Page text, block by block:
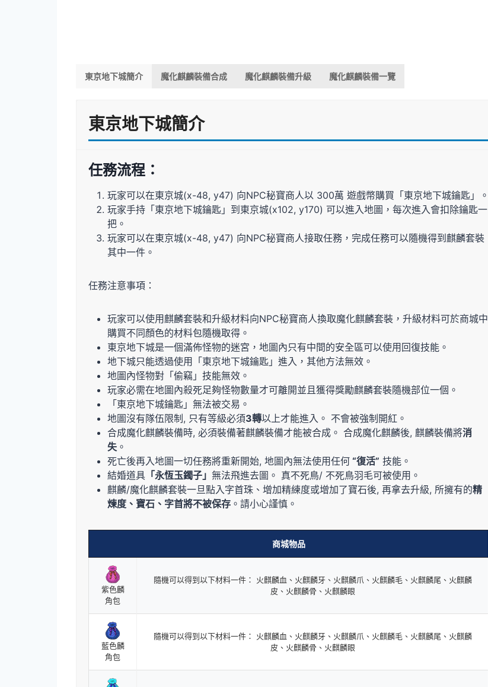
東京地下城簡介 魔化麒麟裝備合成 魔化麒麟裝備升級 魔化麒麟裝備一覽
東京地下城簡介
任務流程：
玩家可以在東京城(x-48, y47) 向NPC秘寶商人以 300萬 遊戲幣購買「東京地下城鑰匙」。
玩家手持「東京地下城鑰匙」到東京城(x102, y170) 可以進入地圖，每次進入會扣除鑰匙一
把。
玩家可以在東京城(x-48, y47) 向NPC秘寶商人接取任務，完成任務可以隨機得到麒麟套裝
其中一件。
任務注意事項：
玩家可以使用麒麟套裝和升級材料向NPC秘寶商人換取魔化麒麟套裝，升級材料可於商城中
購買不同顏色的材料包隨機取得。
東京地下城是一個滿佈怪物的迷宮，地圖內只有中間的安全區可以使用回復技能。
地下城只能透過使用「東京地下城鑰匙」進入，其他方法無效。
地圖內怪物對「偷竊」技能無效。
玩家必需在地圖內殺死足夠怪物數量才可離開並且獲得獎勵麒麟套裝隨機部位一個。
「東京地下城鑰匙」無法被交易。
地圖沒有隊伍限制, 只有等級必須3轉以上才能進入。 不會被強制開紅。
合成魔化麒麟裝備時, 必須裝備著麒麟裝備才能被合成。 合成魔化麒麟後, 麒麟裝備將消
失 。
死亡後再入地圖一切任務將重新開始, 地圖內無法使用任何 “復活” 技能。
結婚道具 「永恆玉鐲子」 無法飛進去圖。 真不死鳥/ 不死鳥羽毛可被使用。
麒麟/魔化麒麟套裝一旦點入字首珠、增加精練度或增加了寶石後, 再拿去升級, 所擁有的精
煉度、寶石、字首將不被保存 。請小心謹慎。
商城物品
紫色麟
角包
隨機可以得到以下材料一件： 火麒麟血、火麒麟牙、火麒麟爪、火麒麟毛、火麒麟尾、火麒麟
皮、火麒麟骨、火麒麟眼
藍色麟
角包
隨機可以得到以下材料一件： 火麒麟血、火麒麟牙、火麒麟爪、火麒麟毛、火麒麟尾、火麒麟
皮、火麒麟骨、火麒麟眼